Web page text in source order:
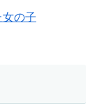
の子